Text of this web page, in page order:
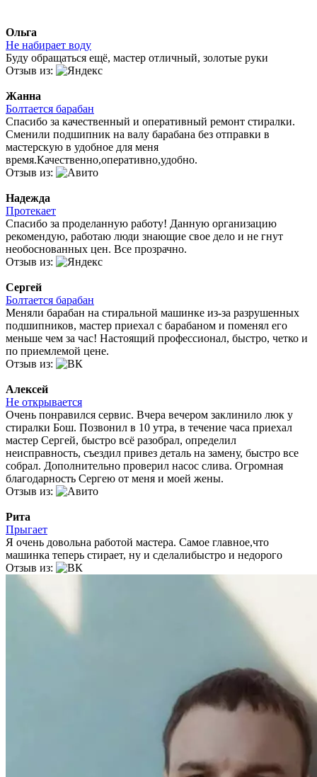
Ольга
Не набирает воду
Буду обращаться ещё, мастер отличный, золотые руки
Отзыв из:
Жанна
Болтается барабан
Спасибо за качественный и оперативный ремонт стиралки.
Сменили подшипник на валу барабана без отправки в
мастерскую в удобное для меня
время.Качественно,оперативно,удобно.
Отзыв из:
Надежда
Протекает
Спасибо за проделанную работу! Данную организацию
рекомендую, работаю люди знающие свое дело и не гнут
необоснованных цен. Все прозрачно.
Отзыв из:
Сергей
Болтается барабан
Меняли барабан на стиральной машинке из-за разрушенных
подшипников, мастер приехал с барабаном и поменял его
меньше чем за час! Настоящий профессионал, быстро, четко и
по приемлемой цене.
Отзыв из:
Алексей
Не открывается
Очень понравился сервис. Вчера вечером заклинило люк у
стиралки Бош. Позвонил в 10 утра, в течение часа приехал
мастер Сергей, быстро всё разобрал, определил
неисправность, съездил привез деталь на замену, быстро все
собрал. Дополнительно проверил насос слива. Огромная
благодарность Сергею от меня и моей жены.
Отзыв из:
Рита
Прыгает
Я очень довольна работой мастера. Самое главное,что
машинка теперь стирает, ну и сделалибыстро и недорого
Отзыв из: